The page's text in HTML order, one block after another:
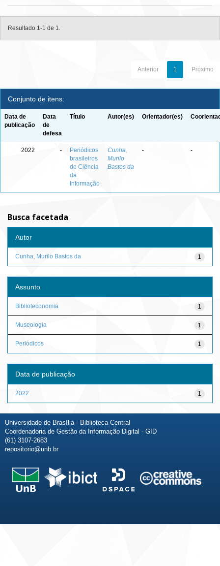
Resultado 1-1 de 1.
Anterior 1 Próximo
Conjunto de itens:
Data de
publicação
Data
de
defesa
Título Autor(es) Orientador(es)
2022 -
Periódicos
brasileiros
de Ciência
da
Informação
Cunha,
Murilo
Bastos da
- -
Busca facetada
Autor
1
Cunha, Murilo Bastos da
Assunto
1
Biblioteconomia
1
Museologia
1
Periódicos
Data de publicação
1
2022
Universidade de Brasília - Biblioteca Central
Coordenadoria de Gestão da Informação Digital - GID
(61) 3107-2683
repositorio@unb.br